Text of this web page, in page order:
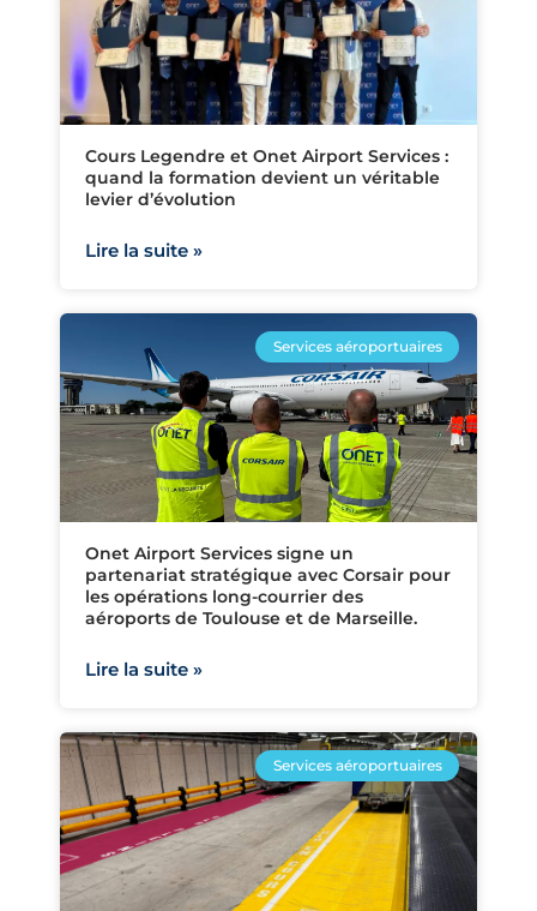
Cours Legendre et Onet Airport Services :
quand la formation devient un véritable
levier d’évolution
Lire la suite »
Services aéroportuaires
Onet Airport Services signe un
partenariat stratégique avec Corsair pour
les opérations long-courrier des
aéroports de Toulouse et de Marseille.
Lire la suite »
Services aéroportuaires